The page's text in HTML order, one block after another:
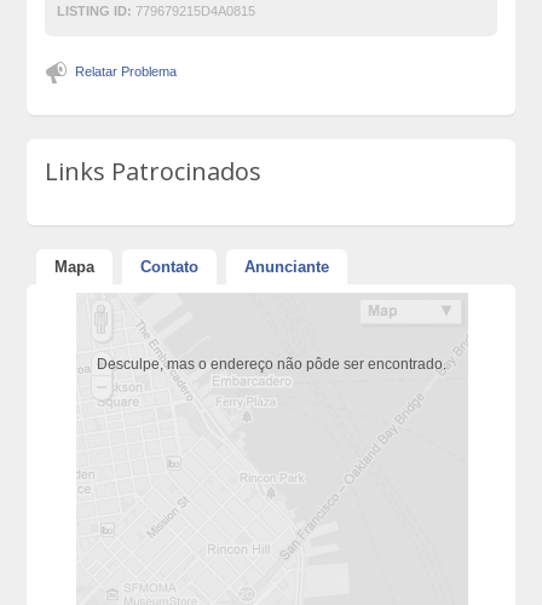
LISTING ID: 779679215D4A0815
Relatar Problema
Links Patrocinados
Mapa Contato Anunciante
Desculpe, mas o endereço não pôde ser encontrado.